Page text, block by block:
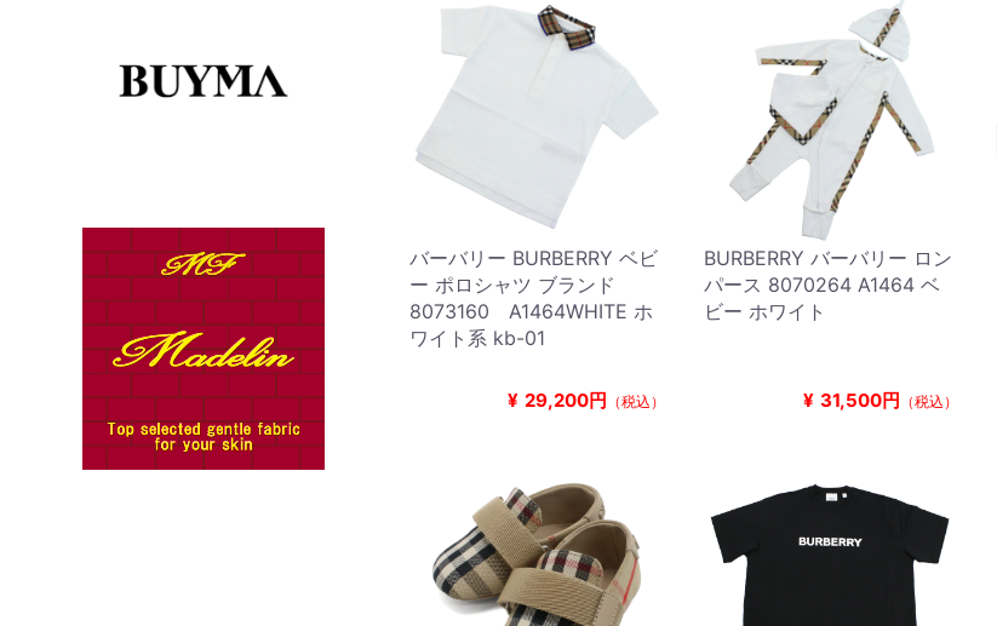
バーバリー BURBERRY ベビ
ー ポロシャツ ブランド
8073160 A1464WHITE ホ
ワイト系 kb-01
¥ 29,200円 （税込）
BURBERRY バーバリー ロン
パース 8070264 A1464 ベ
ビー ホワイト
¥ 31,500円 （税込）